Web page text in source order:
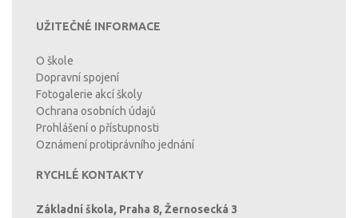
UŽITEČNÉ INFORMACE
O škole
Dopravní spojení
Fotogalerie akcí školy
Ochrana osobních údajů
Prohlášení o přístupnosti
Oznámení protiprávního jednání
RYCHLÉ KONTAKTY
Základní škola, Praha 8, Žernosecká 3